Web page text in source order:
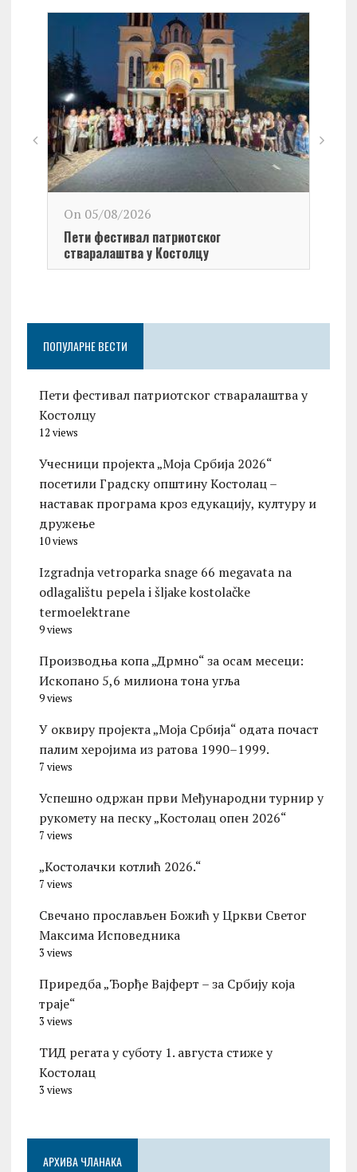
On 05/08/2026
Пети фестивал патриотског
стваралаштва у Костолцу
ПОПУЛАРНЕ ВЕСТИ
Пети фестивал патриотског стваралаштва у
Костолцу
12 views
Учесници пројекта „Моја Србија 2026“
посетили Градску општину Костолац –
наставак програма кроз едукацију, културу и
дружење
10 views
Izgradnja vetroparka snage 66 megavata na
odlagalištu pepela i šljake kostolačke
termoelektrane
9 views
Производња копа „Дрмно“ за осам месеци:
Ископано 5,6 милиона тона угља
9 views
У оквиру пројекта „Моја Србија“ одата почаст
палим херојима из ратова 1990–1999.
7 views
Успешно одржан први Међународни турнир у
рукомету на песку „Костолац опен 2026“
7 views
„Костолачки котлић 2026.“
7 views
Свечано прослављен Божић у Цркви Светог
Максима Исповедника
3 views
Приредба „Ђорђе Вајферт – за Србију која
траје“
3 views
ТИД регата у суботу 1. августа стиже у
Костолац
3 views
АРХИВА ЧЛАНАКА